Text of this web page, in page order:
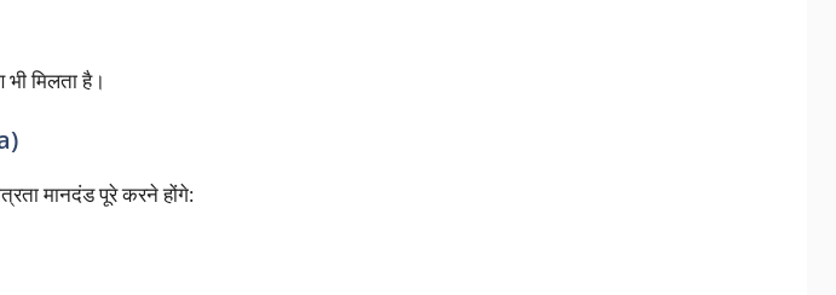
मिलता है।
मानदंड पूरे करने होंगे: